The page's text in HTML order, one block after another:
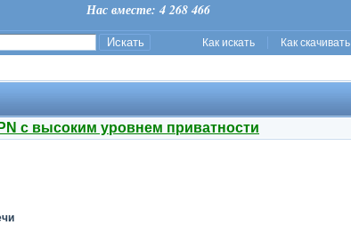
Нас вместе: 4 268 466
Как искать Как скачивать
с высоким уровнем приватности